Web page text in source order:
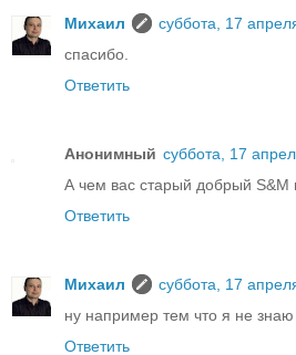
Михаил
суббота, 17
спасибо.
Ответить
Анонимный суббота, 17
А чем вас старый добрый S&M
Ответить
Михаил
суббота, 17
ну например тем что я не знаю
Ответить